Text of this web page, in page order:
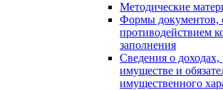
Методические
Формы документов,
противодействием
заполнения
Сведения о доходах,
имуществе и
имущественного